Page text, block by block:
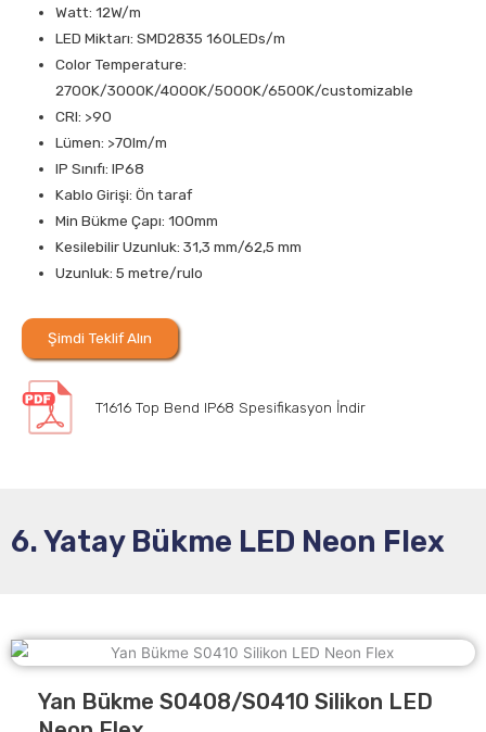
Watt: 12W/m
LED Miktarı: SMD2835 160LEDs/m
Color Temperature:
2700K/3000K/4000K/5000K/6500K/customizable
CRI: >90
Lümen: >70lm/m
IP Sınıfı: IP68
Kablo Girişi: Ön taraf
Min Bükme Çapı: 100mm
Kesilebilir Uzunluk: 31,3 mm/62,5 mm
Uzunluk: 5 metre/rulo
Şimdi Teklif Alın
T1616 Top Bend IP68 Spesifikasyon İndir
6. Yatay Bükme LED Neon Flex
Yan Bükme S0408/S0410 Silikon LED